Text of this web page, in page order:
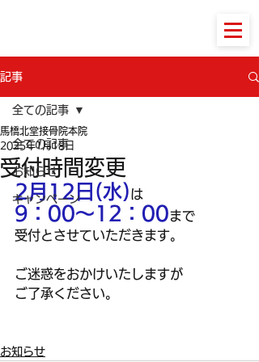
記事
全ての記事
お知らせ
キャンペーン
全ての記事
受付時間変更
馬橋北堂接骨院本院
2025年1月18日
2月12日(水)は
9：00～12：00まで
受付とさせていただきます。
ご迷惑をおかけいたしますが
ご了承ください。
お知らせ